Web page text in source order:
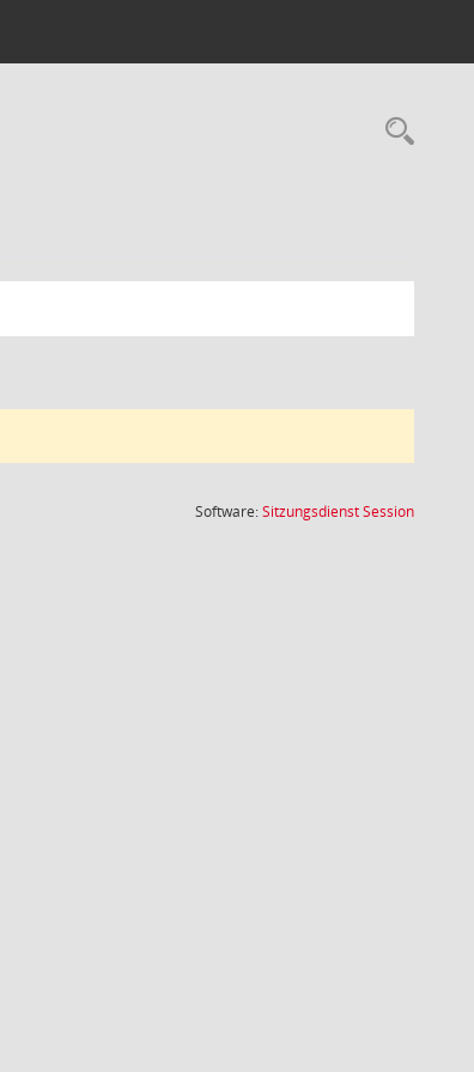
Software:SitzungsdienstSession(Wird in